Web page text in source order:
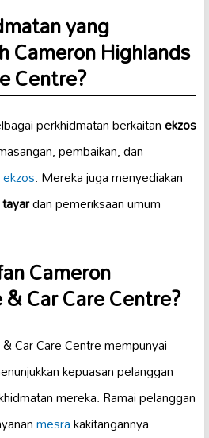
yang
Cameron Highlands
Centre?
perkhidmatan berkaitanekzos
pembaikan, dan
. Mereka juga menyediakan
dan pemeriksaan umum
Cameron
Car Care Centre?
Car Care Centre mempunyai
kepuasan pelanggan
mereka. Ramai pelanggan
mesrakakitangannya.